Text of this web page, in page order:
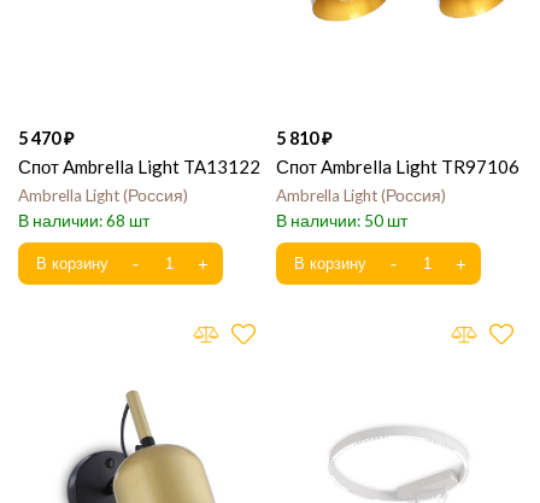
5 470
Спот Ambrella Light TA13122
Ambrella Light Россия
68
5 810
Спот Ambrella Light TR97106
Ambrella Light Россия
50